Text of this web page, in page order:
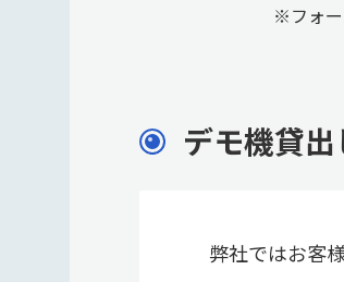
※フォー
デモ機貸
弊社ではお客